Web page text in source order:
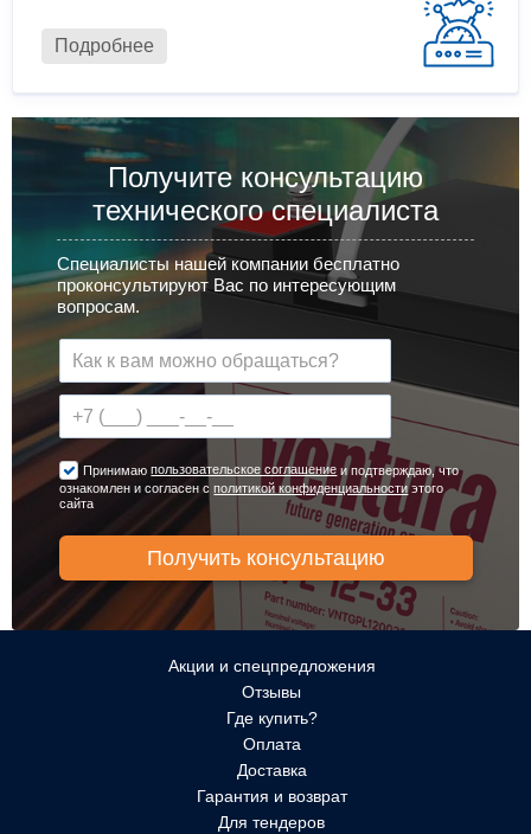
Подробнее
Получите консультацию
технического специалиста
Специалисты нашей компании бесплатно
проконсультируют Вас по интересующим
вопросам.
Принимаюпользовательское соглашение и подтверждаю, что
ознакомлен и согласен сполитикой конфиденциальностиэтого
сайта
Акции и спецпредложения
Отзывы
Где купить?
Оплата
Доставка
Гарантия и возврат
Для тендеров